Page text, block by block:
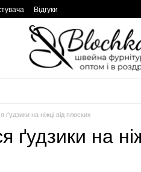
Відгуки
ґудзики на ніжці від плоских
ґудзики на